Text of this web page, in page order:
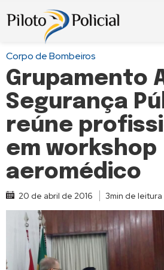
Corpo de Bombeiros
Grupamento
Segurança
reúne
em workshop
aeromédico
20 de abril de 2016 3min de leitura